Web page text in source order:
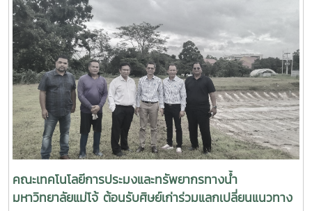
องค์ความรู้และประสบการณ์จริงจากผู้เชี่ยวชาญในภาค
อุตสาหกรรมและผู้ประกอบการ ให้แก่นักศึกษาสาขาประมงและผู้
สนใจการบรรยายครั้งนี้ได้รับเกียรติจากวิทยากรผู้ทรงคุณวุฒิ 3
ท่าน ได้แก่คุณสยมพร เจริญรักษ์ ผู้จัดการทั่วไป บริษัท โกรเบสท์
คอร์ปอเรชั่น จำกัด บรรยายในหัวข้อ "ธุรกิจกุ้งก้ามกรามครบ
วงจร" เวลา 14.00–14.45 น. ถ่ายทอดแนวคิดการบริหารธุรกิจ
การพัฒนาห่วงโซ่อุปทาน และการสร้างมูลค่าเพิ่มให้กับ
อุตสาหกรรมกุ้งก้ามกรามคุณพัฒนจิตต์ สินเสมจันทร์ ผู้ประกอบ
การเลี้ยงกุ้งก้ามกรามเชิงพาณิชย์ บรรยายในหัวข้อ "การเลี้ยงกุ้ง
ก้ามกรามเชิงพาณิชย์" เวลา 14.45–15.30 น. ถ่ายทอด
ประสบการณ์ตรงในการจัดการฟาร์ม เทคนิคการผลิต และ
แนวทางการสร้างความสำเร็จในธุรกิจการเพาะเลี้ยงนายกิตติ
คณะเทคโนโลยีการประมงและทรัพยากรทางน้ำ
มหาวิทยาลัยแม่โจ้ ต้อนรับศิษย์เก่าร่วมแลกเปลี่ยนแนวทาง